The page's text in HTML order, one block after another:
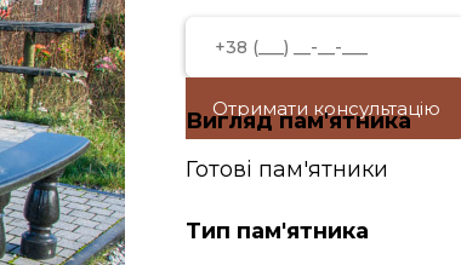
Отримати консультацію
Вигляд пам'ятника
Готові пам'ятники
Тип пам'ятника